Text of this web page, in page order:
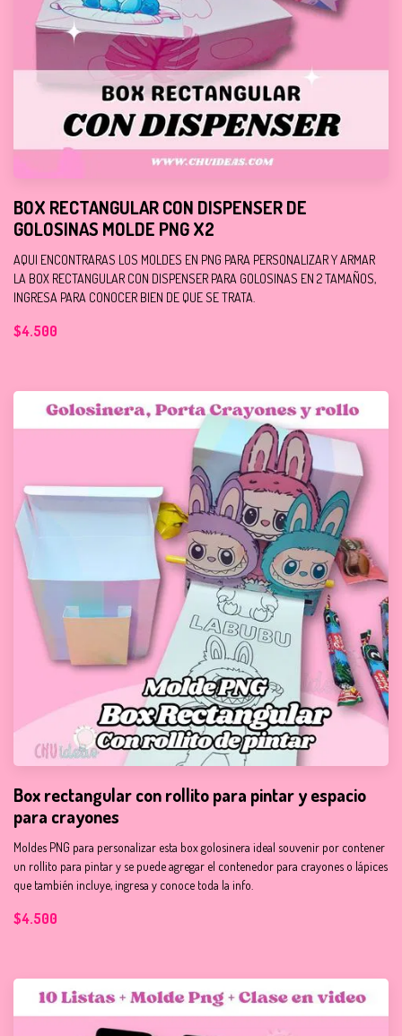
BOX RECTANGULAR CON DISPENSER DE
GOLOSINAS MOLDE PNG X2
AQUI ENCONTRARAS LOS MOLDES EN PNG PARA PERSONALIZAR Y ARMAR
LA BOX RECTANGULAR CON DISPENSER PARA GOLOSINAS EN 2 TAMAÑOS,
INGRESA PARA CONOCER BIEN DE QUE SE TRATA.
$4.500
Box rectangular con rollito para pintar y espacio
para crayones
Moldes PNG para personalizar esta box golosinera ideal souvenir por contener
un rollito para pintar y se puede agregar el contenedor para crayones o lápices
que también incluye, ingresa y conoce toda la info.
$4.500